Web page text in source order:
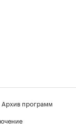
Архив программ